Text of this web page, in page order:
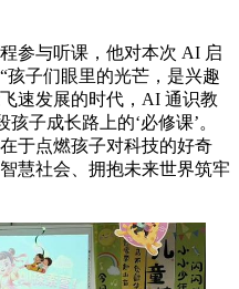
参与听课，他对本次 AI 启
孩子们眼里的光芒，是兴趣
速发展的时代，AI 通识教
子成长路上的‘必修课’。
于点燃孩子对科技的好奇
慧社会、拥抱未来世界筑牢